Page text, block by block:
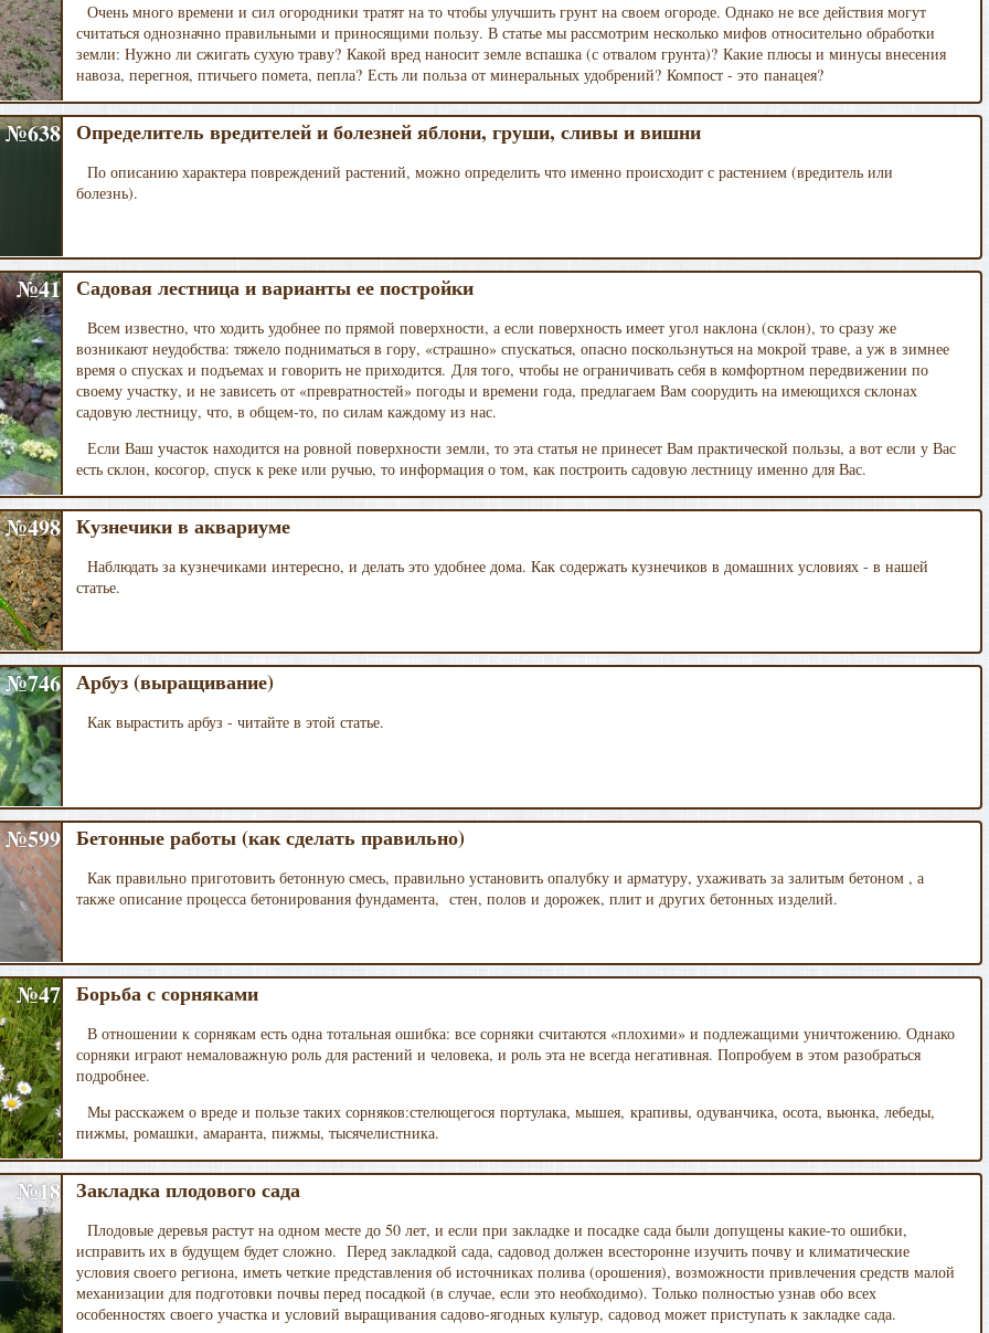
Очень много времени и сил огородники тратят на то чтобы улучшить грунт на своем огороде. Однако не все действия могут
считаться однозначно правильными и приносящими пользу. В статье мы рассмотрим несколько мифов относительно обработки
земли: Нужно ли сжигать сухую траву? Какой вред наносит земле вспашка (с отвалом грунта)? Какие плюсы и минусы внесения
навоза, перегноя, птичьего помета, пепла? Есть ли польза от минеральных удобрений? Компост - это панацея?
№638 Определитель вредителей и болезней яблони, груши, сливы и вишни
По описанию характера повреждений растений, можно определить что именно происходит с растением (вредитель или
болезнь).
№41 Садовая лестница и варианты ее постройки
Всем известно, что ходить удобнее по прямой поверхности, а если поверхность имеет угол наклона (склон), то сразу же
возникают неудобства: тяжело подниматься в гору, «страшно» спускаться, опасно поскользнуться на мокрой траве, а уж в зимнее
время о спусках и подъемах и говорить не приходится. Для того, чтобы не ограничивать себя в комфортном передвижении по
своему участку, и не зависеть от «превратностей» погоды и времени года, предлагаем Вам соорудить на имеющихся склонах
садовую лестницу, что, в общем-то, по силам каждому из нас.
Если Ваш участок находится на ровной поверхности земли, то эта статья не принесет Вам практической пользы, а вот если у Вас
есть склон, косогор, спуск к реке или ручью, то информация о том, как построить садовую лестницу именно для Вас.
№498 Кузнечики в аквариуме
Наблюдать за кузнечиками интересно, и делать это удобнее дома. Как содержать кузнечиков в домашних условиях - в нашей
статье.
№746 Арбуз (выращивание)
Как вырастить арбуз - читайте в этой статье.
№599 Бетонные работы (как сделать правильно)
Как правильно приготовить бетонную смесь, правильно установить опалубку и арматуру, ухаживать за залитым бетоном , а
также описание процесса бетонирования фундамента, стен, полов и дорожек, плит и других бетонных изделий.
№47 Борьба с сорняками
В отношении к сорнякам есть одна тотальная ошибка: все сорняки считаются «плохими» и подлежащими уничтожению. Однако
сорняки играют немаловажную роль для растений и человека, и роль эта не всегда негативная. Попробуем в этом разобраться
подробнее.
Мы расскажем о вреде и пользе таких сорняков:стелющегося портулака, мышея, крапивы, одуванчика, осота, вьюнка, лебеды,
пижмы, ромашки, амаранта, пижмы, тысячелистника.
№18 Закладка плодового сада
Плодовые деревья растут на одном месте до 50 лет, и если при закладке и посадке сада были допущены какие-то ошибки,
исправить их в будущем будет сложно. Перед закладкой сада, садовод должен всесторонне изучить почву и климатические
условия своего региона, иметь четкие представления об источниках полива (орошения), возможности привлечения средств малой
механизации для подготовки почвы перед посадкой (в случае, если это необходимо). Только полностью узнав обо всех
особенностях своего участка и условий выращивания садово-ягодных культур, садовод может приступать к закладке сада.